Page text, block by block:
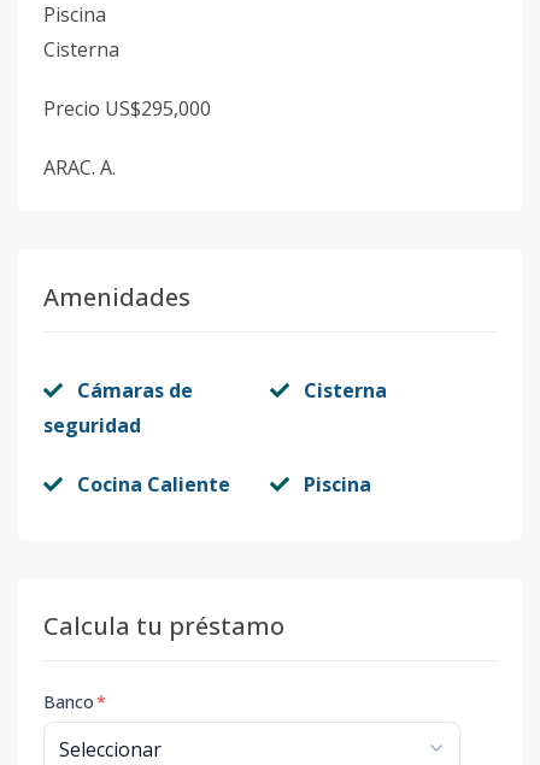
Piscina
Cisterna
Precio US$295,000
ARAC. A.
Amenidades
Cámaras de
seguridad
Cisterna
Cocina Caliente Piscina
Calcula tu préstamo
Banco*